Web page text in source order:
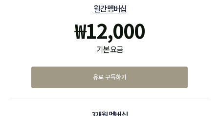
월간 멤버십
₩12,000
기본 요금
유료 구독하기